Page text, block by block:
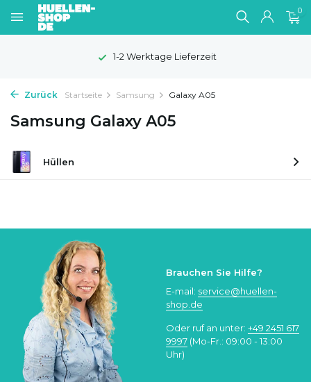
0
1-2 Werktage Lieferzeit
Zurück Startseite Samsung Galaxy A05
Samsung Galaxy A05
Hüllen
Brauchen Sie Hilfe?
E-mail: service@huellen-
shop.de
Oder ruf an unter: +49 2451 617
9997 (Mo-Fr.: 09:00 - 13:00
Uhr)